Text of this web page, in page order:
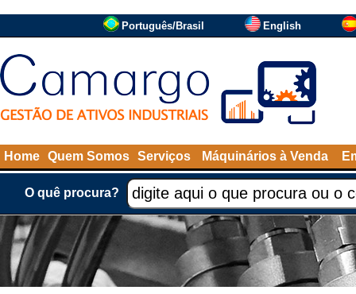
Português/Brasil English
Home Quem Somos Serviços Máquinários à Venda
O quê procura?